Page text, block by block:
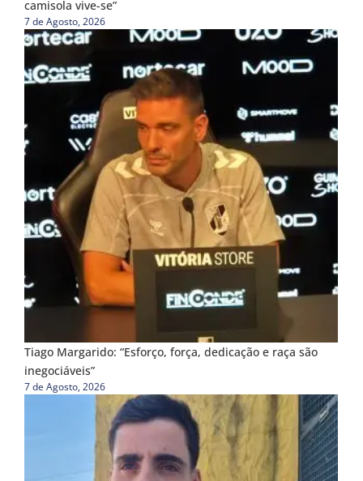
camisola vive-se”
7 de Agosto, 2026
Tiago Margarido: “Esforço, força, dedicação e raça são
inegociáveis”
7 de Agosto, 2026